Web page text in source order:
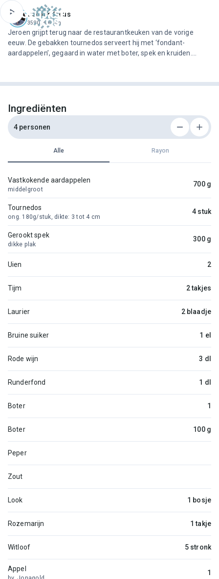
Jeroen Meus
3590 recepten
Jeroen grijpt terug naar de restaurantkeuken van de vorige
eeuw. De gebakken tournedos serveert hij met ‘fondant-
aardappelen’, gegaard in water met boter, spek en kruiden.
Ingrediënten
4 personen
Alle Rayon
Vastkokende aardappelen
middelgroot
700 g
Tournedos
ong. 180g/stuk, dikte: 3 tot 4 cm
4 stuk
Gerookt spek
dikke plak
300 g
Uien 2
Tijm 2 takjes
Laurier 2 blaadje
Bruine suiker 1 el
Rode wijn 3 dl
Runderfond 1 dl
Boter 1
Boter 100 g
Peper
Zout
Look 1 bosje
Rozemarijn 1 takje
Witloof 5 stronk
Appel
1